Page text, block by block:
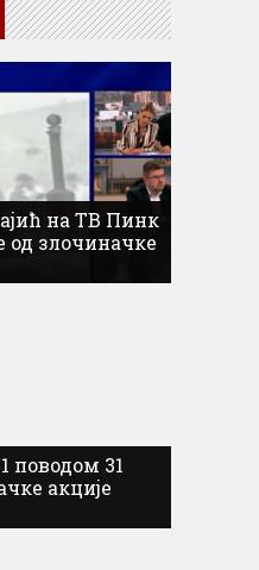
на ТВ Пинк
од злочиначке
поводом 31
акције